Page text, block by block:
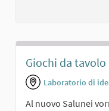
Giochi da
Laboratorio di
Al nuovo Salunei